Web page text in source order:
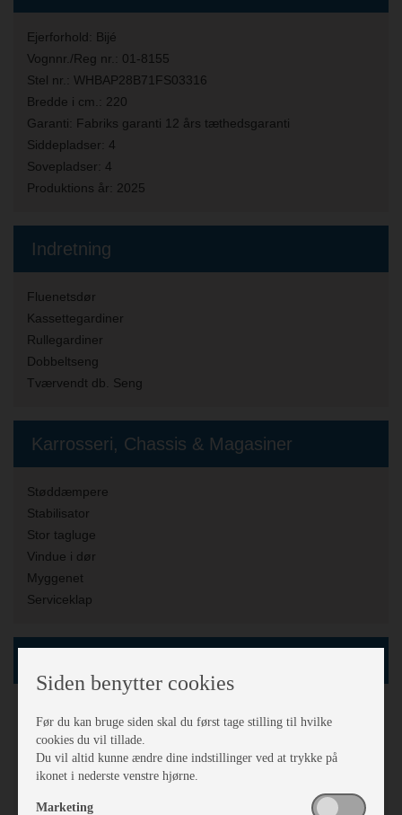
Ejerforhold: Bijé
Vognnr./Reg nr.: 01-8155
Stel nr.: WHBAP28B71FS03316
Bredde i cm.: 220
Garanti: Fabriks garanti 12 års tæthedsgaranti
Siddepladser: 4
Sovepladser: 4
Produktions år: 2025
Indretning
Fluenetsdør
Kassettegardiner
Rullegardiner
Dobbeltseng
Tværvendt db. Seng
Karrosseri, Chassis & Magasiner
Støddæmpere
Stabilisator
Stor tagluge
Vindue i dør
Myggenet
Serviceklap
Kassettetoilet
Brusebund
3 gasblus
Siden benytter cookies
Før du kan bruge siden skal du først tage stilling til hvilke
cookies du vil tillade.
Du vil altid kunne ændre dine indstillinger ved at trykke på
ikonet i nederste venstre hjørne.
Marketing